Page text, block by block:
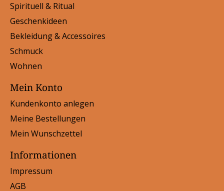
Spirituell & Ritual
Geschenkideen
Bekleidung & Accessoires
Schmuck
Wohnen
Mein Konto
Kundenkonto anlegen
Meine Bestellungen
Mein Wunschzettel
Informationen
Impressum
AGB